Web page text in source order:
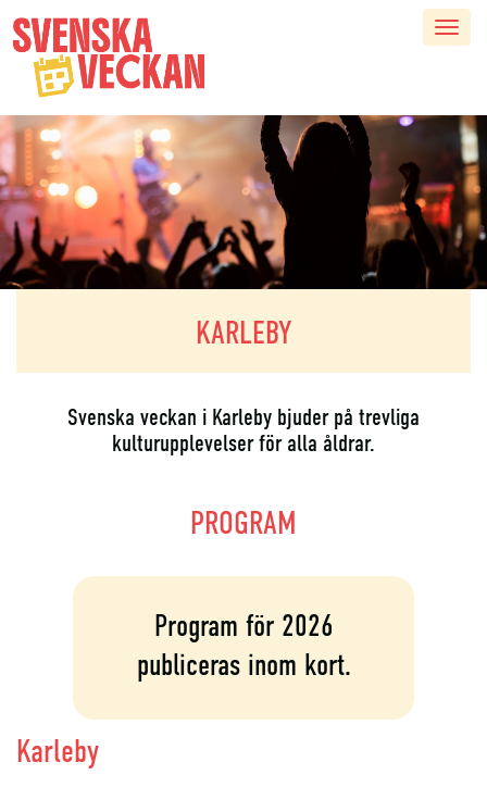
Hoppa
till
huvudinnehåll
KARLEBY
Svenska veckan i Karleby bjuder på trevliga
kulturupplevelser för alla åldrar.
PROGRAM
Program för 2026
publiceras inom kort.
Karleby